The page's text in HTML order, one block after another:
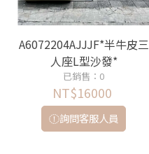
A6072204AJJJF*半牛皮三
人座L型沙發*
已銷售：0
NT$16000
詢問客服人員